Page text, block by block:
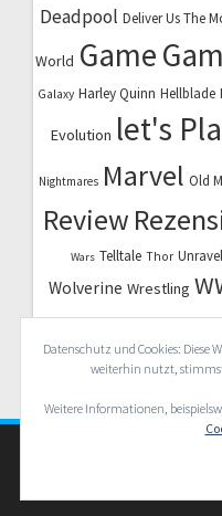
Deadpool Deliver Us The
World Game
Galaxy Harley Quinn Hellblade
Evolution let's
Nightmares Marvel Old
Review
Wars Telltale Thor Unravel
Wolverine Wrestling
© 2026 Nerd Herd
Datenschutz und Cookies: Diese
weiterhin nutzt, stimmst
Weitere Informationen,